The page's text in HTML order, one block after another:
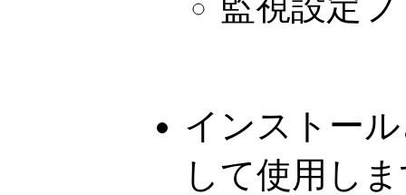
インストー
して使用し